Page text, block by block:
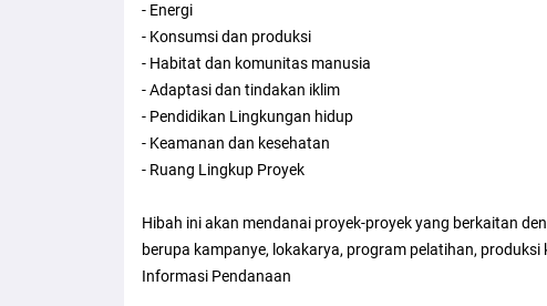
- Energi
- Konsumsi dan produksi
- Habitat dan komunitas manusia
- Adaptasi dan tindakan iklim
- Pendidikan Lingkungan hidup
- Keamanan dan kesehatan
- Ruang Lingkup Proyek
Hibah ini akan mendanai proyek-proyek yang berkaitan
berupa kampanye, lokakarya, program pelatihan, produksi
Informasi Pendanaan